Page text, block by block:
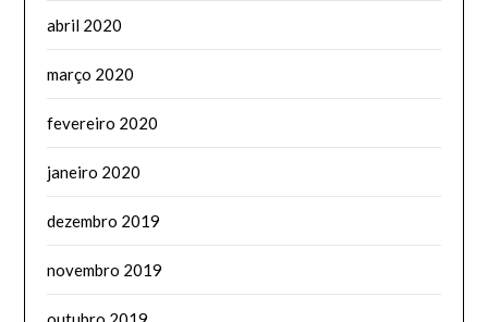
abril 2020
março 2020
fevereiro 2020
janeiro 2020
dezembro 2019
novembro 2019